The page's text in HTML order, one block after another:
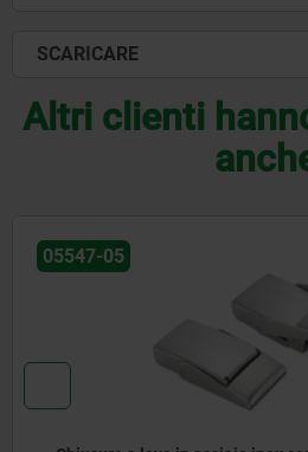
SCARICARE
Altri clienti
05547-05